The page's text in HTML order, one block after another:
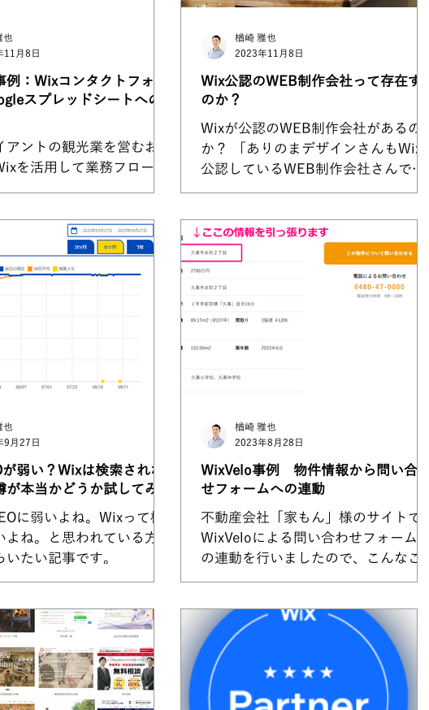
：Wixコンタクトフォー
スプレッドシートへの
アントの観光業を営むお客
を活用して業務フローの
わせやご予約をいただいた
動で返信するオートメーシ
活用されていたので、少し
は上がってい...
也
11月8日
Wix公認のWEB制作会社って存在する
のか？
Wixが公認のWEB制作会社があるの
か？ 「ありのまデザインさんもWixが
公認しているWEB制作会社さんです
か？」 この言葉を聞いてはっ！とし
う文字が無いかを見直しました。 表
から見える文字はもちろん、表からは
見えないディスクリプション...
楢崎 雅也
2023年11月8日
弱い？Wixは検索されな
が本当かどうか試してみた
に弱いよね。Wixって検
よね。と思われている方に
いたい記事です。
也
9月27日
WixVelo事例 物件情報から問い合わ
せフォームへの連動
不動産会社「家もん」様のサイトで
WixVeloによる問い合わせフォームと
の連動を行いましたので、こんなこと
もできるんだ！という参考にしてくだ
い合わせをいただいても WixVeloによ
る対応をしない場合は、...
楢崎 雅也
2023年8月28日